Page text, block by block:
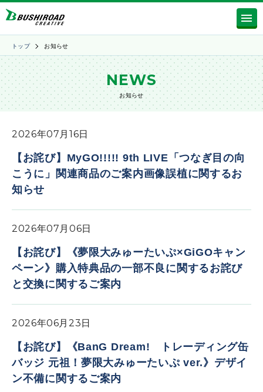
トップ お知らせ
NEWS
お知らせ
2026年07月16日
【お詫び】MyGO!!!!! 9th LIVE「つなぎ目の向
こうに」関連商品のご案内画像誤植に関するお
知らせ
2026年07月06日
【お詫び】《夢限大みゅーたいぷ×GiGOキャン
ペーン》購入特典品の一部不良に関するお詫び
と交換に関するご案内
2026年06月23日
【お詫び】《BanG Dream! トレーディング缶
バッジ 元祖！夢限大みゅーたいぷ ver.》デザイ
ン不備に関するご案内